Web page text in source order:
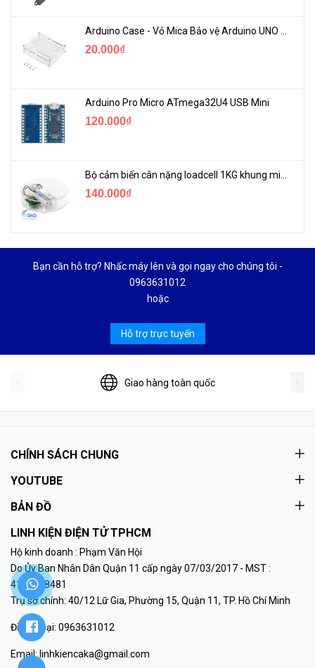
20.000₫
Arduino Pro Micro ATmega32U4 USB Mini
120.000₫
140.000₫
Bạn cần hỗ trợ? Nhấc máy lên và gọi ngay cho chúng tôi -
0963631012
hoặc
Hỗ trợ trực tuyến
Giao hàng toàn quốc
CHÍNH SÁCH CHUNG
YOUTUBE
BẢN ĐỒ
LINH KIỆN ĐIỆN TỬ TPHCM
Hộ kinh doanh : Phạm Văn Hội
Do Ủy Ban Nhân Dân Quận 11 cấp ngày 07/03/2017 - MST :
41K8018481
Trụ sở chính: 40/12 Lữ Gia, Phường 15, Quận 11, TP. Hồ Chí Minh
Điện thoại: 0963631012
Email: linhkiencaka@gmail.com